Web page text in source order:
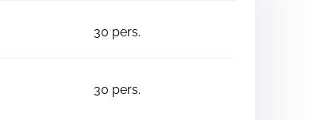
30 pers.
30 pers.